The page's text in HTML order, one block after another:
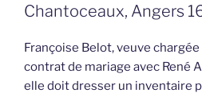
Chantoceaux, Angers
Françoise Belot, veuve chargée
contrat de mariage avec René
elle doit dresser un inventaire